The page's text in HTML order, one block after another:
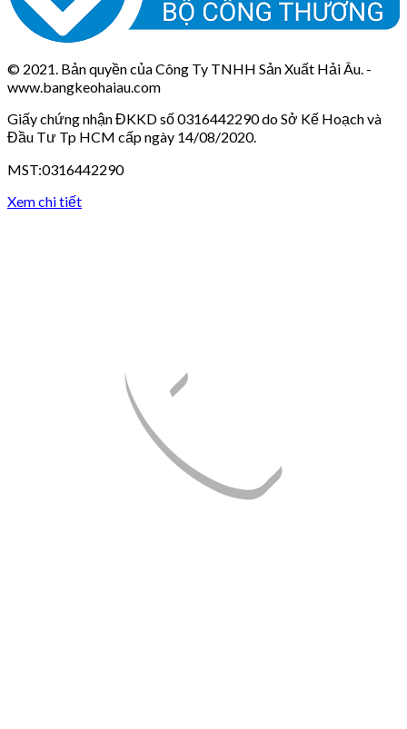
© 2021. Bản quyền của Công Ty TNHH Sản Xuất Hải Âu. -
www.bangkeohaiau.com
Giấy chứng nhận ĐKKD số 0316442290 do Sở Kế Hoạch và
Đầu Tư Tp HCM cấp ngày 14/08/2020.
MST:0316442290
Xem chi tiết